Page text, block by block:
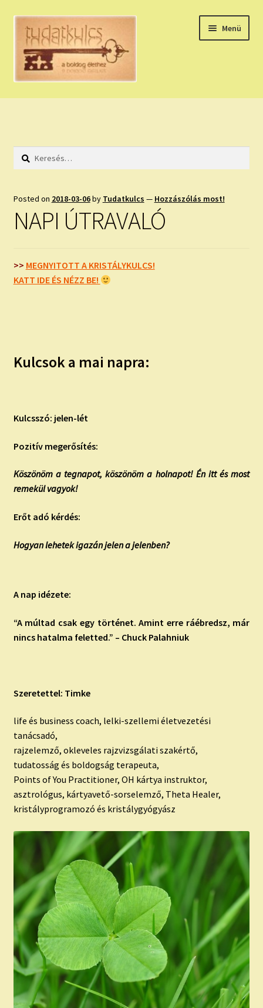
Ugrás
navigációhoz
Kilépés
tartalomba
Menü
HÚZZ EGY KÁRTYÁT!
HOLDNAPTÁR
NAPI ASZTROLÓGIA
ISMERJ MEG!
Keresés:
Posted on 2018-03-06by Tudatkulcs — Hozzászólás most!
NAPI ÚTRAVALÓ
>> MEGNYITOTT A KRISTÁLYKULCS!
KATT IDE ÉS NÉZZ BE!
Kulcsok a mai napra:
Kulcsszó: jelen-lét
Pozitív megerősítés:
Köszönöm a tegnapot, köszönöm a holnapot! Én itt és most
remekül vagyok!
Erőt adó kérdés:
Hogyan lehetek igazán jelen a jelenben?
A nap idézete:
“A múltad csak egy történet. Amint erre ráébredsz, már
nincs hatalma feletted.” – Chuck Palahniuk
Szeretettel: Timke
life és business coach, lelki-szellemi életvezetési
tanácsadó,
rajzelemző, okleveles rajzvizsgálati szakértő,
tudatosság és boldogság terapeuta,
Points of You Practitioner, OH kártya instruktor,
asztrológus, kártyavető-sorselemző, Theta Healer,
kristályprogramozó és kristálygyógyász